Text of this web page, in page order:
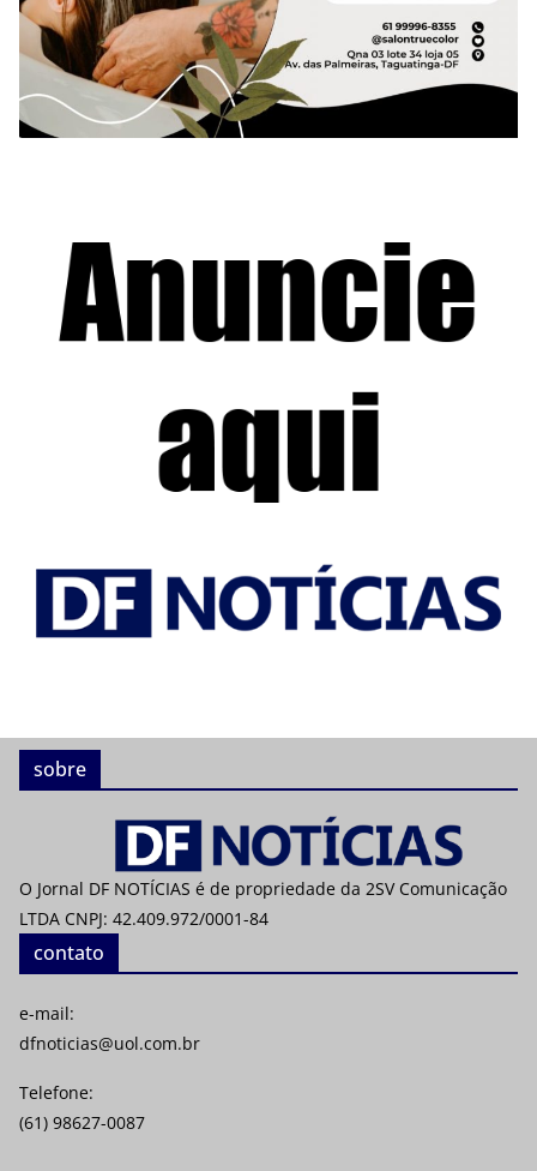
sobre
O Jornal DF NOTÍCIAS é de propriedade da 2SV Comunicação
LTDA CNPJ: 42.409.972/0001-84
contato
e-mail:
dfnoticias@uol.com.br
Telefone:
(61) 98627-0087